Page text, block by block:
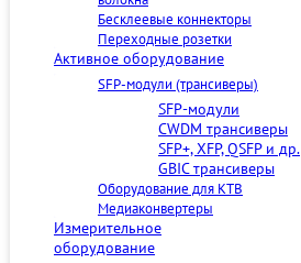
Бесклеевые коннекторы
Переходные розетки
Активное оборудование
SFP-модули (трансиверы)
SFP-модули
CWDM трансиверы
SFP+, XFP, QSFP и др.
GBIC трансиверы
Оборудование для КТВ
Медиаконвертеры
Измерительное
оборудование